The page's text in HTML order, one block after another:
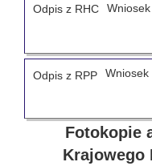
Odpis z RHC
Odpis z RPP Wniosek
Fotokopie
Krajowego